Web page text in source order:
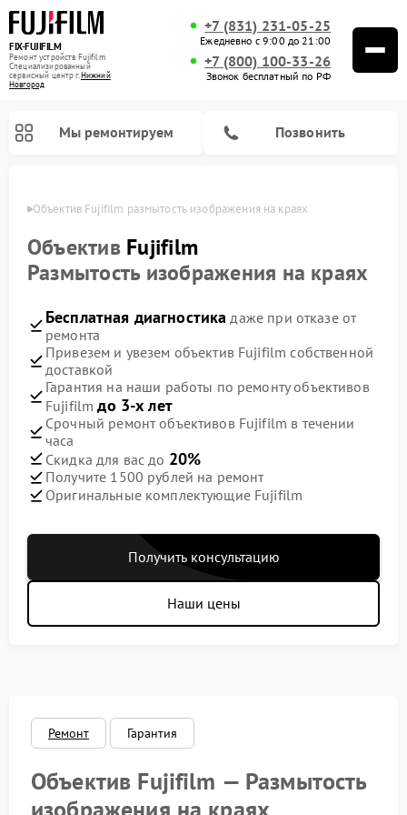
FIX-FUJIFILM
Ремонт устройств Fujifilm
Специализированный
cервисный центр г.Нижний
Новгород
+7 (831) 231-05-25
Ежедневно с 9:00 до 21:00
+7 (800) 100-33-26
Звонок бесплатный по РФ
Мы ремонтируем Позвонить
Объектив Fujifilm размытость изображения на краях
Объектив Fujifilm
Размытость изображения на краях
Бесплатная диагностика даже при отказе от
ремонта
Привезем и увезем объектив Fujifilm собственной
доставкой
Гарантия на наши работы по ремонту объективов
Fujifilmдо 3-х лет
Срочный ремонт объективов Fujifilm в течении
часа
Скидка для вас до 20%
Получите 1500 рублей на ремонт
Оригинальные комплектующие Fujifilm
Получить консультацию
Наши цены
Ремонт Гарантия
Объектив Fujifilm — Размытость
изображения на краях